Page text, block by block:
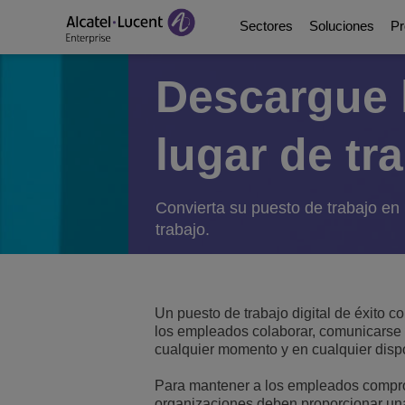
Sectores
Education Solutions
Soluciones de
Soluciones para la
Soluciones sanitarias
Manufacturing
Edificios inteligentes
Soluciones
Digital Age
Digital Age Networking
Continuidad
Servicios
Plataformas de
Contact Center and
Ecosystems
DeskPhones,
Switches
LAN inalámbrica
Socios
Business Partners
Consultants Program
Developer and
Quiénes somos
Videoteca
Analyst & Market
Blog
Eventos y Webinars
Novedades ALE
Descargue
lugar de
Convierta su puesto de trabajo
trabajo.
Un puesto de trabajo digital de éxito
los empleados colaborar,
cualquier momento y en cualquier
Para mantener a los empleados